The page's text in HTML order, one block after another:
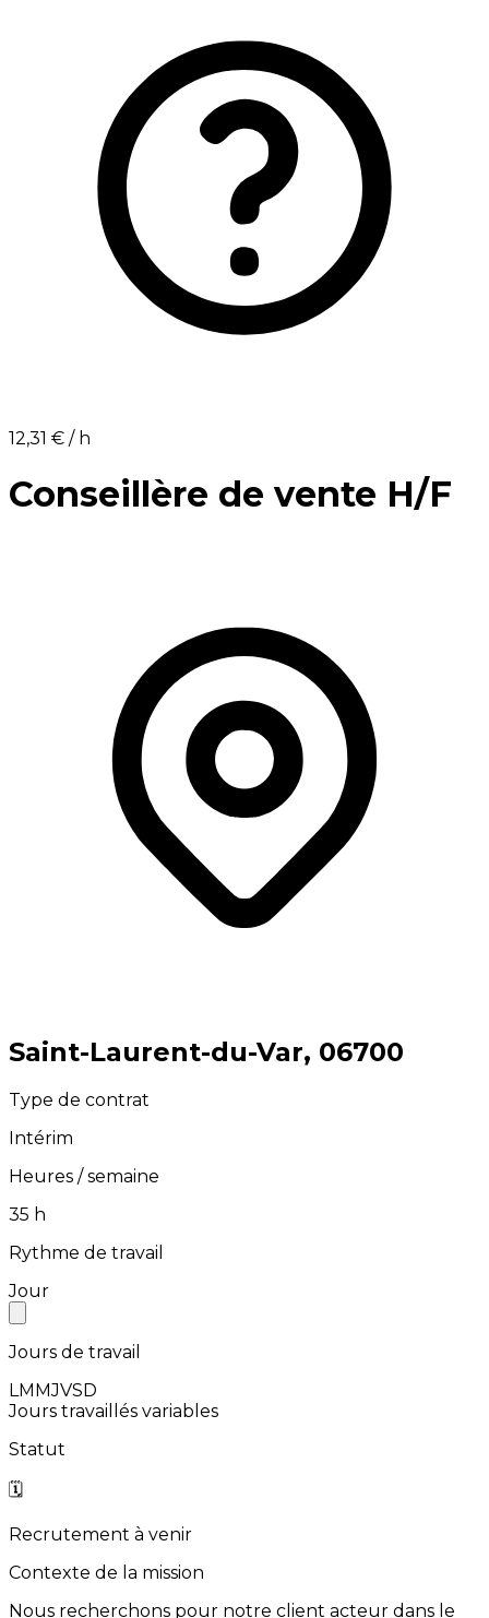
12,31 €⁩ / h
Conseillère de vente H/F
⁨Saint-Laurent-du-Var⁩, ⁨06700⁩
Type de contrat
Intérim
Heures / semaine
⁨35⁩ h
Rythme de travail
Jour
Jours de travail
LMMJVSD
Jours travaillés variables
Statut
🗓️
Recrutement à venir
Contexte de la mission
Nous recherchons pour notre client acteur dans le